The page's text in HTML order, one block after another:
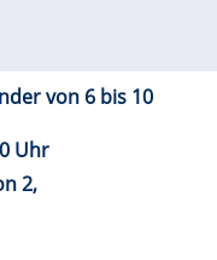
von 6 bis 10
Uhr
2,